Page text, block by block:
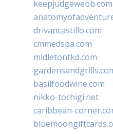
keepjudgewebb.com
drivancastillo.com
cmmedspa.com
midletontkd.com
basilfoodwine.com
nikko-tochigi.net
caribbean-